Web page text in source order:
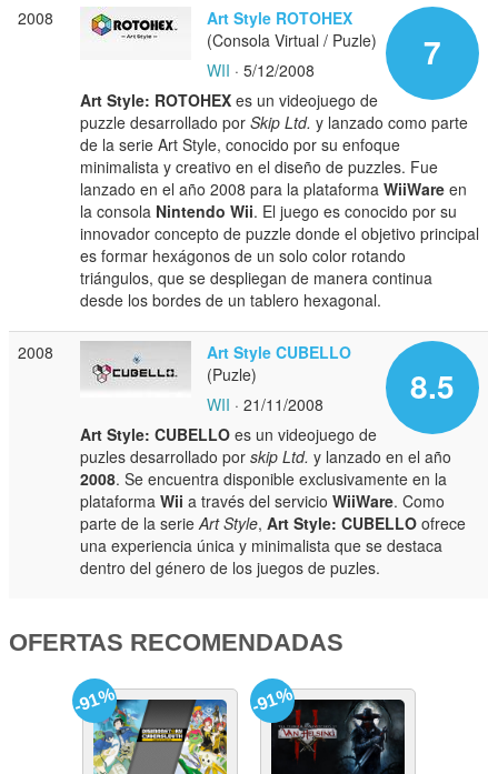
2008
7
Art Style ROTOHEX
(Consola Virtual / Puzle)
WII · 5/12/2008
Art Style: ROTOHEX es un videojuego de
puzzle desarrollado porSkip Ltd. y lanzado como parte
de la serie Art Style, conocido por su enfoque
minimalista y creativo en el diseño de puzzles. Fue
lanzado en el año 2008 para la plataformaWiiWare en
la consola Nintendo Wii. El juego es conocido por su
innovador concepto de puzzle donde el objetivo principal
es formar hexágonos de un solo color rotando
triángulos, que se despliegan de manera continua
desde los bordes de un tablero hexagonal.
2008
8.5
Art Style CUBELLO
(Puzle)
WII · 21/11/2008
Art Style: CUBELLO es un videojuego de
puzles desarrollado porskip Ltd. y lanzado en el año
2008. Se encuentra disponible exclusivamente en la
plataformaWii a través del servicioWiiWare. Como
parte de la serieArt Style,Art Style: CUBELLO ofrece
una experiencia única y minimalista que se destaca
dentro del género de los juegos de puzles.
OFERTAS RECOMENDADAS
-91% -91%